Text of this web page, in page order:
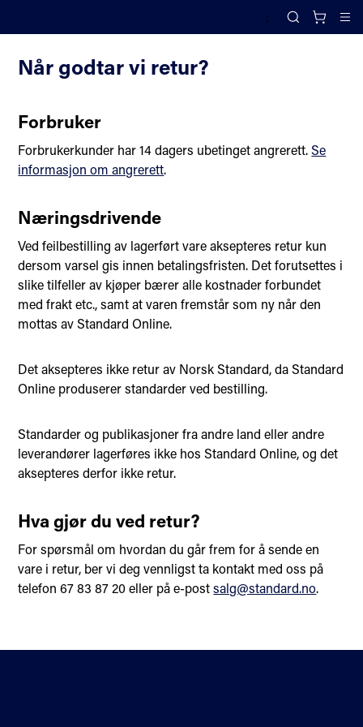
;
Search
Når godtar vi retur?
Forbruker
Forbrukerkunder har 14 dagers ubetinget angrerett.Se
informasjon om angrerett.
Næringsdrivende
Ved feilbestilling av lagerført vare aksepteres retur kun
dersom varsel gis innen betalingsfristen. Det forutsettes i
slike tilfeller av kjøper bærer alle kostnader forbundet
med frakt etc., samt at varen fremstår som ny når den
mottas av Standard Online.
Det aksepteres ikke retur av Norsk Standard, da Standard
Online produserer standarder ved bestilling.
Standarder og publikasjoner fra andre land eller andre
leverandører lagerføres ikke hos Standard Online, og det
aksepteres derfor ikke retur.
Hva gjør du ved retur?
For spørsmål om hvordan du går frem for å sende en
vare i retur, ber vi deg vennligst ta kontakt med oss på
telefon 67 83 87 20 eller på e-postsalg@standard.no.